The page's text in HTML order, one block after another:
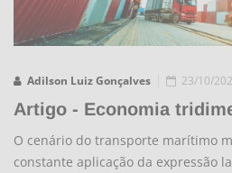
Adilson Luiz Gonçalves 23/10/
Artigo - Economia
O cenário do transporte marítimo
constante aplicação da expressão